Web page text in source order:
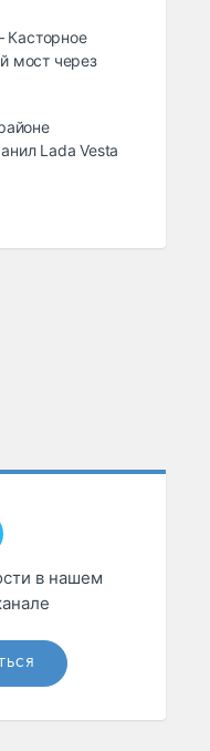
Касторное
мост через
Lada Vesta
в нашем